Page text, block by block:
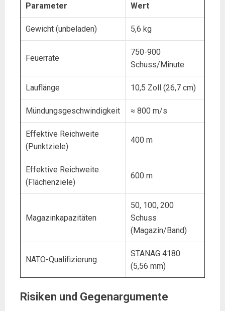
Parameter Wert
Gewicht (unbeladen) 5,6 kg
Feuerrate
750-900
Schuss/Minute
Lauflänge 10,5 Zoll (26,7 cm)
Mündungsgeschwindigkeit ≈ 800 m/s
Effektive Reichweite
(Punktziele)
400 m
Effektive Reichweite
(Flächenziele)
600 m
Magazinkapazitäten
50, 100, 200
Schuss
(Magazin/Band)
NATO-Qualifizierung
STANAG 4180
(5,56 mm)
Risiken und Gegenargumente